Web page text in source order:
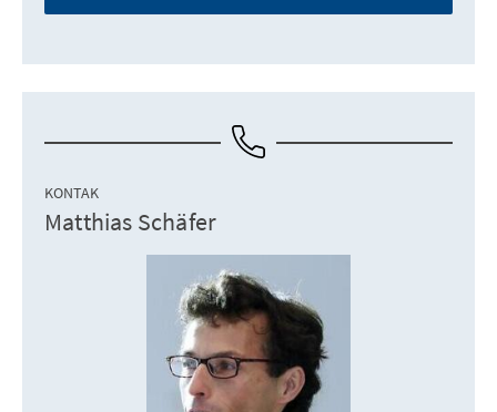
KONTAK
Matthias Schäfer